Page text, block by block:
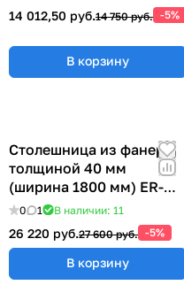
14 012,50 руб.14 750 руб. -5%
В корзину
Столешница из фанеры
толщиной 40 мм
(ширина 1800 мм) ER-
00018990
0 1 В наличии: 11
26 220 руб.27 600 руб. -5%
В корзину